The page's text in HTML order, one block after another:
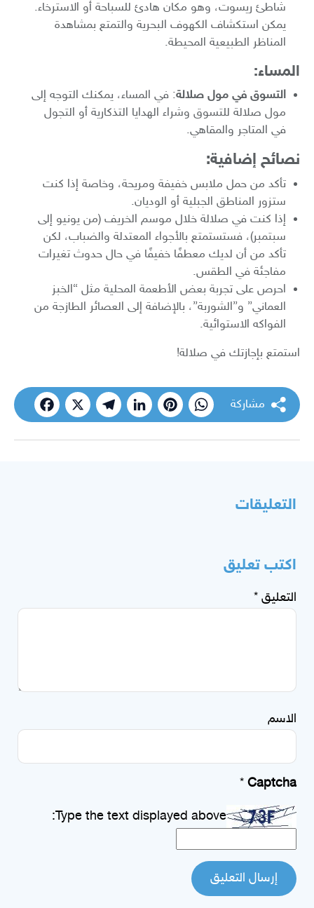
شاطئ ريسوت، وهو مكان هادئ للسباحة أو الاسترخاء.
يمكن استكشاف الكهوف البحرية والتمتع بمشاهدة
المناظر الطبيعية المحيطة.
المساء:
التسوق في مول صلالة: في المساء، يمكنك التوجه إلى
مول صلالة للتسوق وشراء الهدايا التذكارية أو التجول
في المتاجر والمقاهي.
نصائح إضافية:
تأكد من حمل ملابس خفيفة ومريحة، وخاصة إذا كنت
ستزور المناطق الجبلية أو الوديان.
إذا كنت في صلالة خلال موسم الخريف (من يونيو إلى
سبتمبر)، فستستمتع بالأجواء المعتدلة والضباب، لكن
تأكد من أن لديك معطفًا خفيفًا في حال حدوث تغيرات
مفاجئة في الطقس.
احرص على تجربة بعض الأطعمة المحلية مثل “الخبز
العماني” و”الشوربة”، بالإضافة إلى العصائر الطازجة من
الفواكه الاستوائية.
استمتع بإجازتك في صلالة!
مشاركة WhatsApp
Pinterest
LinkedIn
Telegram
X
التعليقات
اكتب تعليق
التعليق *
الاسم
Captcha
*
Type the text displayed above: